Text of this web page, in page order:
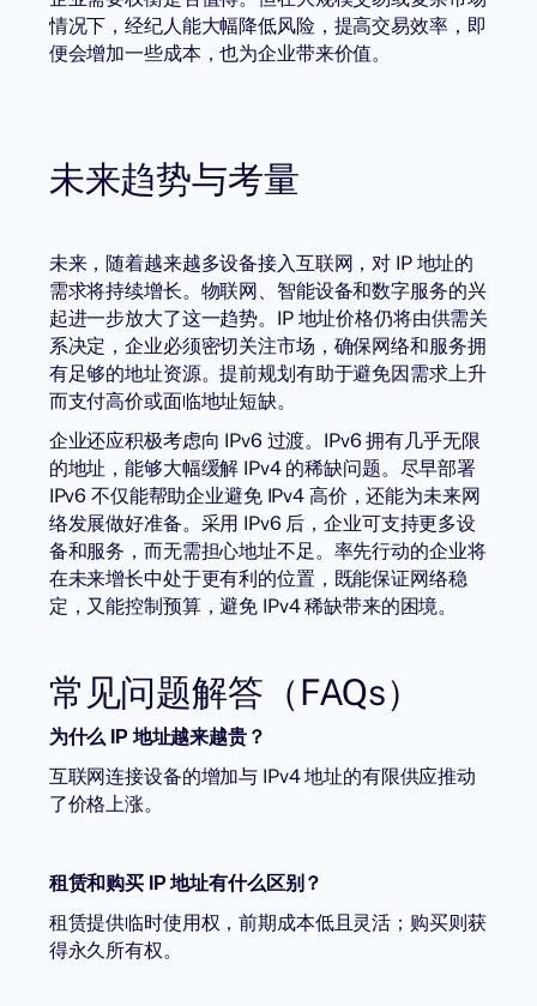
情况下，经纪人能大幅降低风险，提高交易效率，即
便会增加一些成本，也为企业带来价值。
未来趋势与考量
未来，随着越来越多设备接入互联网，对 IP 地址的
需求将持续增长。物联网、智能设备和数字服务的兴
起进一步放大了这一趋势。IP 地址价格仍将由供需关
系决定，企业必须密切关注市场，确保网络和服务拥
有足够的地址资源。提前规划有助于避免因需求上升
而支付高价或面临地址短缺。
企业还应积极考虑向 IPv6 过渡。IPv6 拥有几乎无限
的地址，能够大幅缓解 IPv4 的稀缺问题。尽早部署
IPv6 不仅能帮助企业避免 IPv4 高价，还能为未来网
络发展做好准备。采用 IPv6 后，企业可支持更多设
备和服务，而无需担心地址不足。率先行动的企业将
在未来增长中处于更有利的位置，既能保证网络稳
定，又能控制预算，避免 IPv4 稀缺带来的困境。
常见问题解答（FAQs）
为什么 IP 地址越来越贵？
互联网连接设备的增加与 IPv4 地址的有限供应推动
了价格上涨。
租赁和购买 IP 地址有什么区别？
租赁提供临时使用权，前期成本低且灵活；购买则获
得永久所有权。